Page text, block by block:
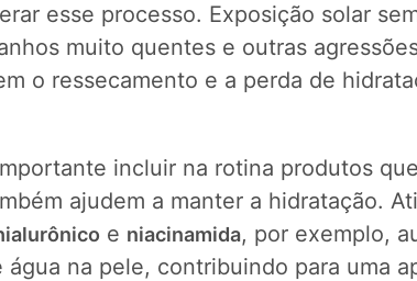
esse processo. Exposição solar
muito quentes e outras
o ressecamento e a perda de
incluir na rotina produtos
ajudem a manter a hidratação.
e niacinamida, por exemplo,
água na pele, contribuindo para uma